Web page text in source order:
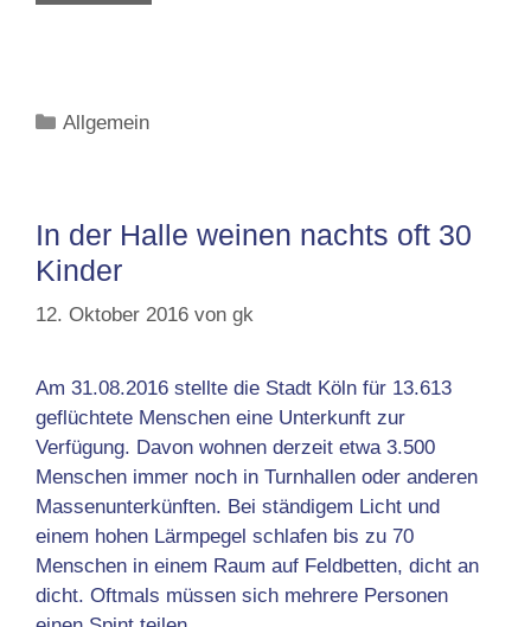
Kategorien
Allgemein
In der Halle weinen nachts oft 30
Kinder
12. Oktober 2016 von gk
Am 31.08.2016 stellte die Stadt Köln für 13.613
geflüchtete Menschen eine Unterkunft zur
Verfügung. Davon wohnen derzeit etwa 3.500
Menschen immer noch in Turnhallen oder anderen
Massenunterkünften. Bei ständigem Licht und
einem hohen Lärmpegel schlafen bis zu 70
Menschen in einem Raum auf Feldbetten, dicht an
dicht. Oftmals müssen sich mehrere Personen